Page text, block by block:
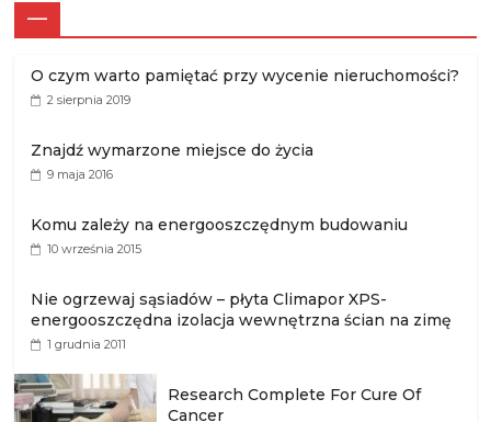
—
O czym warto pamiętać przy wycenie nieruchomości?
2 sierpnia 2019
Znajdź wymarzone miejsce do życia
9 maja 2016
Komu zależy na energooszczędnym budowaniu
10 września 2015
Nie ogrzewaj sąsiadów – płyta Climapor XPS-
energooszczędna izolacja wewnętrzna ścian na zimę
1 grudnia 2011
Research Complete For Cure Of
Cancer